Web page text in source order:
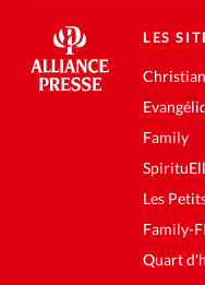
LES
Family
Les
Family-
Quart